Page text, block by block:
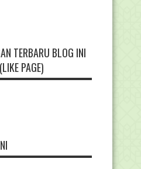
TERBARU BLOG INI
PAGE)